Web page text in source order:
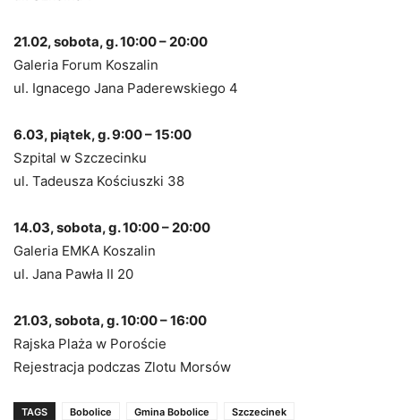
21.02, sobota, g. 10:00 – 20:00
Galeria Forum Koszalin
ul. Ignacego Jana Paderewskiego 4
6.03, piątek, g. 9:00 – 15:00
Szpital w Szczecinku
ul. Tadeusza Kościuszki 38
14.03, sobota, g. 10:00 – 20:00
Galeria EMKA Koszalin
ul. Jana Pawła II 20
21.03, sobota, g. 10:00 – 16:00
Rajska Plaża w Poroście
Rejestracja podczas Zlotu Morsów
TAGS Bobolice Gmina Bobolice
Szczecinek